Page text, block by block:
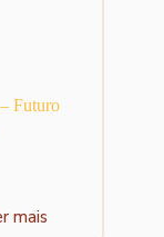
Futuro
mais